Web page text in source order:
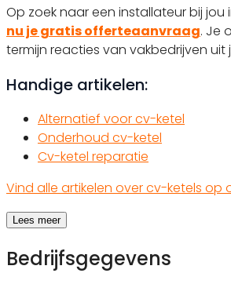
Op zoek naar een installateur bij jou
nu je gratis offerteaanvraag. Je
termijn reacties van vakbedrijven uit
Handige artikelen:
Alternatief voor cv-ketel
Onderhoud cv-ketel
Cv-ketel reparatie
Vind alle artikelen over cv-ketels op
Lees meer
Bedrijfsgegevens